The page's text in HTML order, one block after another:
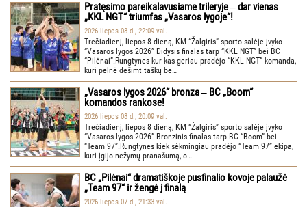
Pratęsimo pareikalavusiame trileryje ‒ dar vienas
„KKL NGT“ triumfas „Vasaros lygoje“!
2026 liepos 08 d., 22:09 val.
Trečiadienį, liepos 8 dieną, KM “Žalgiris” sporto salėje įvyko
“Vasaros lygos 2026” Didysis finalas tarp “KKL NGT” bei BC
“Pilėnai”.Rungtynes kur kas geriau pradėjo “KKL NGT” komanda,
kuri pelnė dešimt taškų be…
„Vasaros lygos 2026“ bronza ‒ BC „Boom“
komandos rankose!
2026 liepos 08 d., 20:09 val.
Trečiadienį, liepos 8 dieną, KM “Žalgiris” sporto salėje įvyko
“Vasaros lygos 2026” Bronzinis finalas tarp BC “Boom” bei
“Team 97”.Rungtynes kiek sėkmingiau pradėjo “Team 97” ekipa,
kuri įgijo nežymų pranašumą, o…
BC „Pilėnai“ dramatiškoje pusfinalio kovoje palaužė
„Team 97“ ir žengė į finalą
2026 liepos 07 d., 21:33 val.